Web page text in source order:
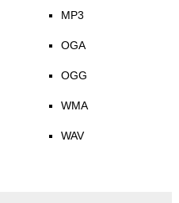
MP3
OGA
OGG
WMA
WAV